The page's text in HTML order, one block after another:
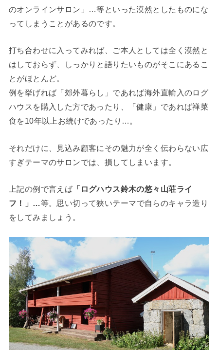
のオンラインサロン」…等といった漠然としたものにな
ってしまうことがあるのです。
打ち合わせに入ってみれば、ご本人としては全く漠然と
はしておらず、しっかりと語りたいものがそこにあるこ
とがほとんど。
例を挙げれば「郊外暮らし」であれば海外直輸入のログ
ハウスを購入した方であったり、「健康」であれば禅菜
食を10年以上お続けであったり…。
それだけに、見込み顧客にその魅力が全く伝わらない広
すぎテーマのサロンでは、損してしまいます。
上記の例で言えば 「ログハウス鈴木の悠々山荘ライ
フ！」…等。思い切って狭いテーマで自らのキャラ造り
をしてみましょう。